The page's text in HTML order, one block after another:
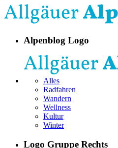
Alpenblog Logo
Alles
Radfahren
Wandern
Wellness
Kultur
Winter
Logo Gruppe Rechts